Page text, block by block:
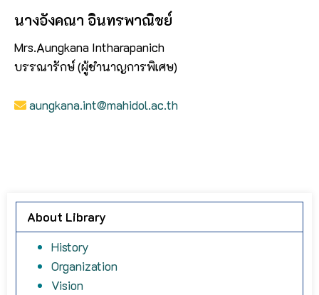
นางอังคณา อินทรพาณิชย์
Mrs.Aungkana Intharapanich
บรรณารักษ์ (ผู้ชำนาญการพิเศษ)
aungkana.int@mahidol.ac.th
About Library
History
Organization
Vision